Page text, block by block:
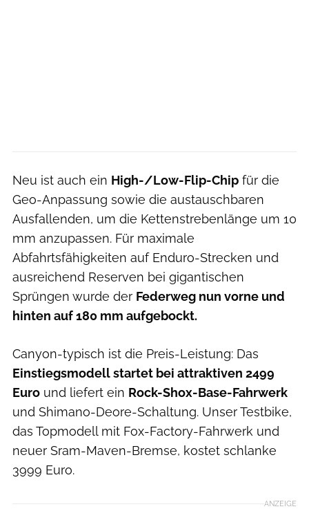
Neu ist auch ein High-/Low-Flip-Chip für die
Geo-Anpassung sowie die austauschbaren
Ausfallenden, um die Kettenstrebenlänge um 10
mm anzupassen. Für maximale
Abfahrtsfähigkeiten auf Enduro-Strecken und
ausreichend Reserven bei gigantischen
Sprüngen wurde der Federweg nun vorne und
hinten auf 180 mm aufgebockt.
Canyon-typisch ist die Preis-Leistung: Das
Einstiegsmodell startet bei attraktiven 2499
Euro und liefert ein Rock-Shox-Base-Fahrwerk
und Shimano-Deore-Schaltung. Unser Testbike,
das Topmodell mit Fox-Factory-Fahrwerk und
neuer Sram-Maven-Bremse, kostet schlanke
3999 Euro.
ANZEIGE